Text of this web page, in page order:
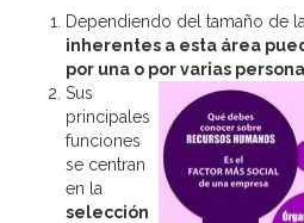
Dependiendo del tamaño de
inherentes a esta área
por una o por varias
Sus
principales
funciones
se centran
en la
selección